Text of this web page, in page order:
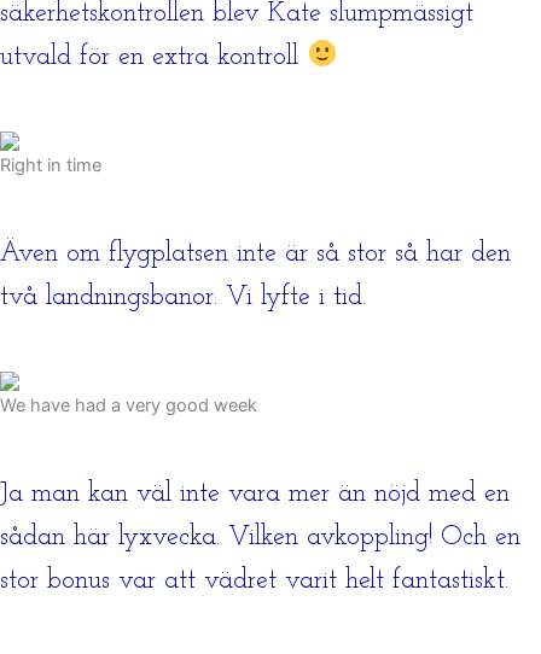
säkerhetskontrollen blev Kate slumpmässigt
utvald för en extra kontroll
Right in time
Även om flygplatsen inte är så stor så har den
två landningsbanor. Vi lyfte i tid.
We have had a very good week
Ja man kan väl inte vara mer än nöjd med en
sådan här lyxvecka. Vilken avkoppling! Och en
stor bonus var att vädret varit helt fantastiskt.